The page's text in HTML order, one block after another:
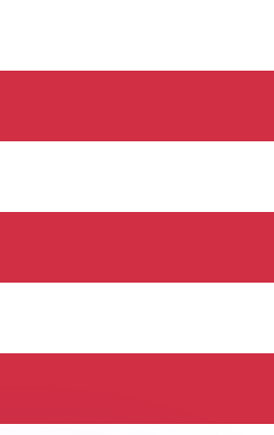
à titre d'information